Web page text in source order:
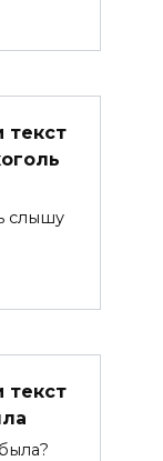
текст
слышу
текст